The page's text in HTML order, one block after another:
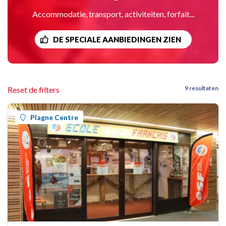
Accommodatie, transport, activiteiten, forfait...
DE SPECIALE AANBIEDINGEN ZIEN
Reset de filters 9 resultaten
Plagne Centre